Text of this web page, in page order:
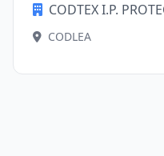
CODTEX I.P.
CODLEA